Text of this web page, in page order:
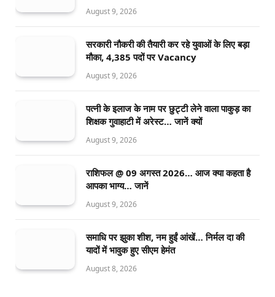
August 9, 2026
सरकारी नौकरी की तैयारी कर रहे युवाओं के लिए बड़ा
मौका, 4,385 पदों पर Vacancy
August 9, 2026
पत्नी के इलाज के नाम पर छुट्टी लेने वाला पाकुड़ का
शिक्षक गुवाहाटी में अरेस्ट… जानें क्यों
August 9, 2026
राशिफल @ 09 अगस्त 2026… आज क्या कहता है
आपका भाग्य… जानें
August 9, 2026
समाधि पर झुका शीश, नम हुईं आंखें… निर्मल दा की
यादों में भावुक हुए सीएम हेमंत
August 8, 2026